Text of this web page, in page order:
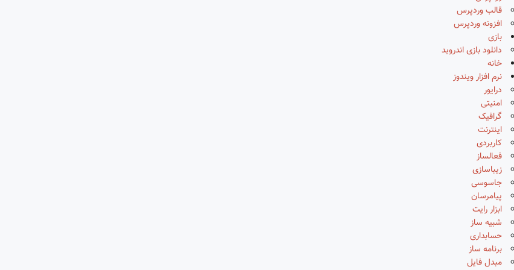
قالب وردپرس
افزونه وردپرس
بازی
دانلود بازی اندروید
خانه
نرم افزار ویندوز
درایور
امنیتی
گرافیک
اینترنت
کاربردی
فعالساز
زیباسازی
جاسوسی
پیامرسان
ابزار رایت
شبیه ساز
حسابداری
برنامه ساز
مبدل فایل